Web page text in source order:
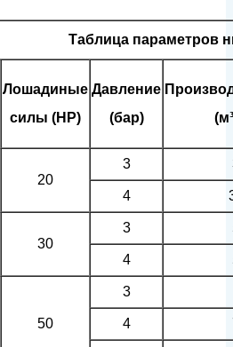
Таблица параметров
Лошадиные
силы (HP)
Давление
(бар)
20
3
4
30
3
4
50
3
4